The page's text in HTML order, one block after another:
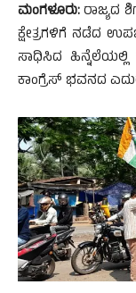
ಮಂಗಳೂರು:ರಾಜ್ಯದ
ಕ್ಷೇತ್ರಗಳಿಗೆ ನಡೆದ
ಸಾಧಿಸಿದ ಹಿನ್ನೆಲೆಯಲ್ಲಿ
ಕಾಂಗ್ರೆಸ್ ಭವನದ